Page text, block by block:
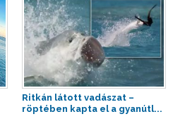
Ritkán látott vadászat –
röptében kapta el a gyanútl...